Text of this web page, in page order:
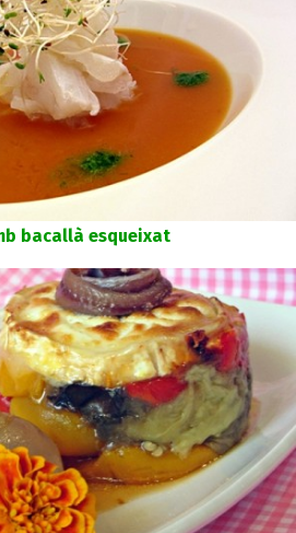
bacallà esqueixat